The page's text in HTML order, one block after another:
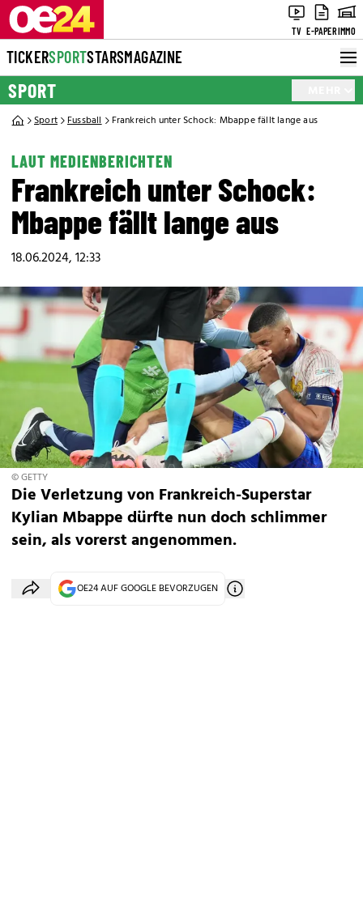
TV E-PAPERIMMO
TICKERSPORTSTARSMAGAZINE
SPORT
Sport Fussball Frankreich unter Schock: Mbappe fällt lange aus
LAUT MEDIENBERICHTEN
Frankreich unter Schock:
Mbappe fällt lange aus
18.06.2024, 12:33
© GETTY
Die Verletzung von Frankreich-Superstar
Kylian Mbappe dürfte nun doch schlimmer
sein, als vorerst angenommen.
OE24 AUF GOOGLE BEVORZUGEN